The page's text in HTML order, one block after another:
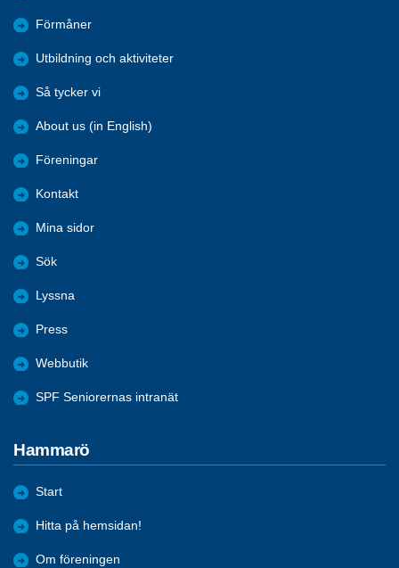
Förmåner
Utbildning och aktiviteter
Så tycker vi
About us (in English)
Föreningar
Kontakt
Mina sidor
Sök
Lyssna
Press
Webbutik
SPF Seniorernas intranät
Hammarö
Start
Hitta på hemsidan!
Om föreningen